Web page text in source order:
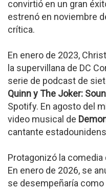
convirtió en un gran
estrenó en noviembre
crítica.
En enero de 2023,
la supervillana de DC
serie de podcast de
Quinn y The Joker:
Spotify. En agosto del
video musical de
cantante
Protagonizó la comedia
En enero de 2026, se
se desempeñaría